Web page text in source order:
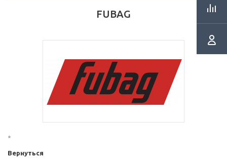
FUBAG
*
Вернуться